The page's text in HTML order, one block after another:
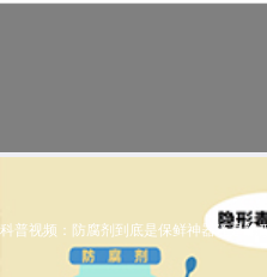
科普视频：防腐剂到底是保鲜神器还是隐